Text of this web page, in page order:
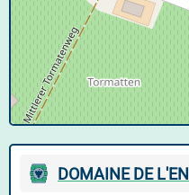
DOMAINE DE